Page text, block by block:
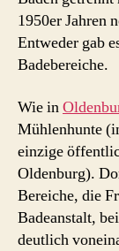
1950er Jahren
Entweder gab
Badebereiche.
Wie in
Mühlenhunte
einzige
Oldenburg).
Bereiche, die
Badeanstalt,
deutlich